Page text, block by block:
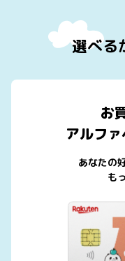
選べる
お
アルフ
あなたの
も